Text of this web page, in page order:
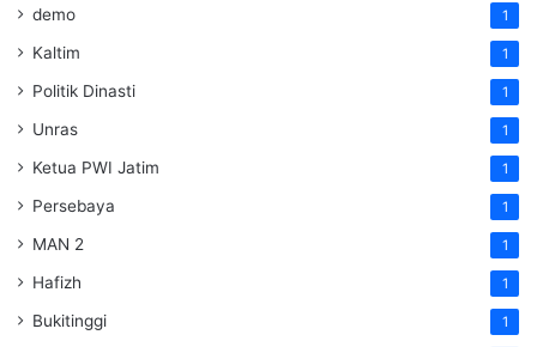
demo 1
Kaltim 1
Politik Dinasti 1
Unras 1
Ketua PWI Jatim 1
Persebaya 1
MAN 2 1
Hafizh 1
Bukitinggi 1